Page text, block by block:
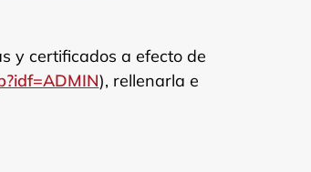
y certificados a efecto de
), rellenarla e